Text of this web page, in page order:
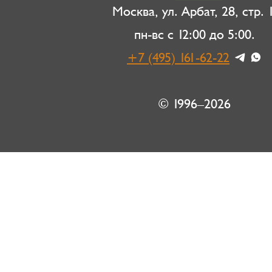
Москва, ул. Арбат, 28, стр.
пн-вс с 12:00 до 5:00.
+7 (495) 161-62-22
© 1996–2026